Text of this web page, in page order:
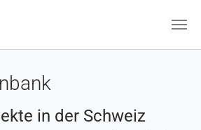
in der Schweiz